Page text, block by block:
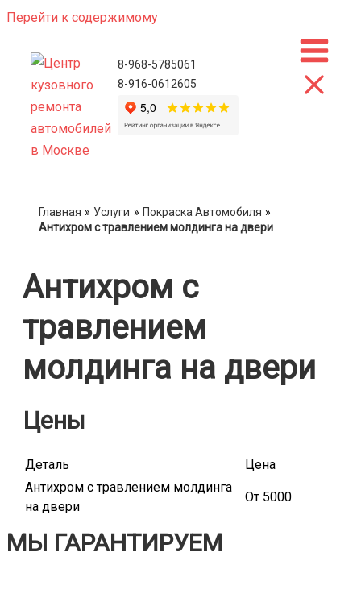
Перейти к содержимому
8-968-5785061
8-916-0612605
Главная Услуги
Покраска Автомобиля
Антихром с травлением молдинга на двери
Антихром с
травлением
молдинга на двери
Цены
Деталь
Цена
Антихром с травлением молдинга
на двери
От 5000
МЫ ГАРАНТИРУЕМ